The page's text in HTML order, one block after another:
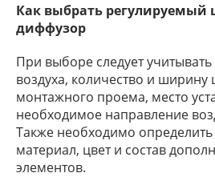
Как выбрать регулируемый
диффузор
При выборе следует
воздуха, количество и
монтажного проема, место
необходимое направление
Также необходимо
материал, цвет и состав
элементов.